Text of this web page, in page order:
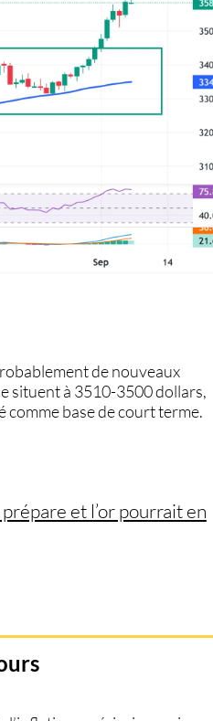
de nouveaux
situent à 3510-3500 dollars,
base de court terme.
et l’or pourrait en